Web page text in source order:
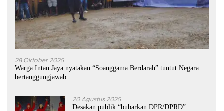
28 Oktober 2025
Warga Intan Jaya nyatakan “Soanggama Berdarah” tuntut Negara
bertanggungjawab
20 Agustus 2025
Desakan publik “bubarkan DPR/DPRD”